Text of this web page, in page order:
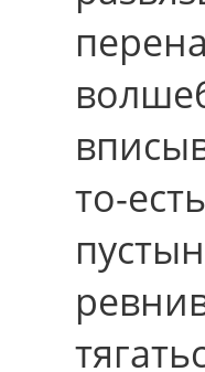
то-